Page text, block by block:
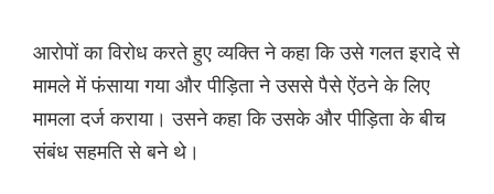
आरोपों का विरोध करते हुए व्यक्ति ने कहा कि उसे गलत इरादे से
मामले में फंसाया गया और पीड़िता ने उससे पैसे ऐंठने के लिए
मामला दर्ज कराया। उसने कहा कि उसके और पीड़िता के बीच
संबंध सहमति से बने थे।